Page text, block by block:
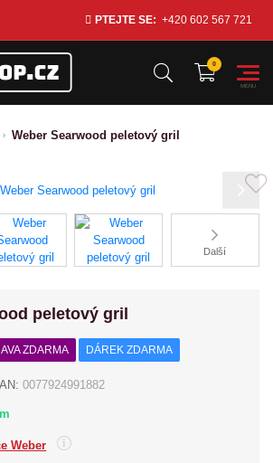
PTEJTE SE: +420 602 567 721
Weber Searwood peletový gril
Next
Další
peletový gril
ZDARMA DÁREK ZDARMA
0077924991882